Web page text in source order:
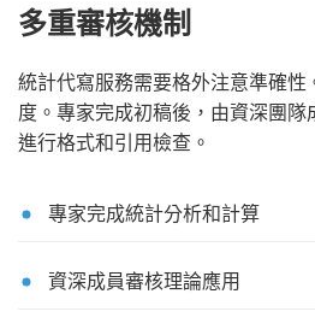
多重審核機制
統計代寫服務需要格外注意準確性
度。專家完成初稿後，由資深團
進行格式和引用檢查。
專家完成統計分析和計算
資深成員審核理論應用